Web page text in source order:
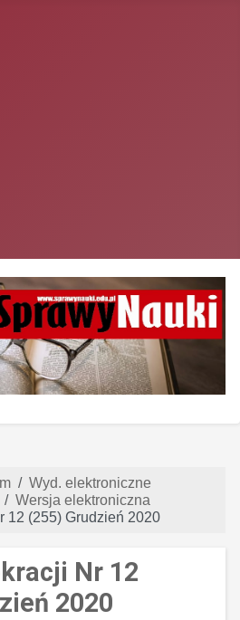
Wyd. elektroniczne
Wersja elektroniczna
12 (255) Grudzień 2020
Nr 12
2020